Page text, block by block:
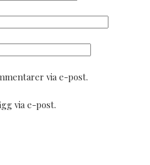
via e-post.
via e-post.